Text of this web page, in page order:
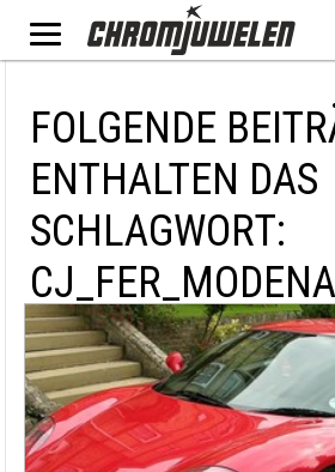
FOLGENDE
ENTHALTEN DAS
SCHLAGWORT:
CJ_FER_MODENA